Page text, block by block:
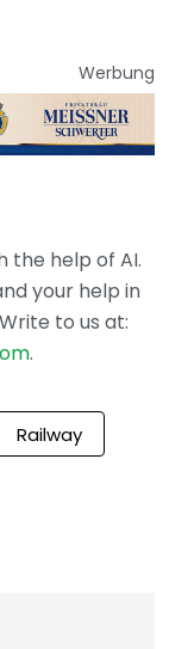
Werbung
the help of AI.
your help in
to us at:
.
Railway